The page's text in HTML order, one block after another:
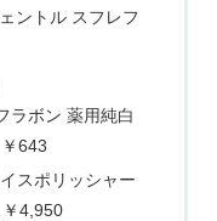
ントル スフレフ
ボン 薬用純白
643
スポリッシャー
4,950